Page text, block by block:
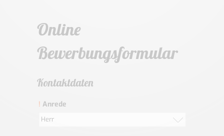
Online
Bewerbungsformular
Kontaktdaten
! Anrede
Herr